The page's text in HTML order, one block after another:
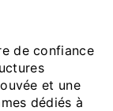
de confiance
et une
dédiés à